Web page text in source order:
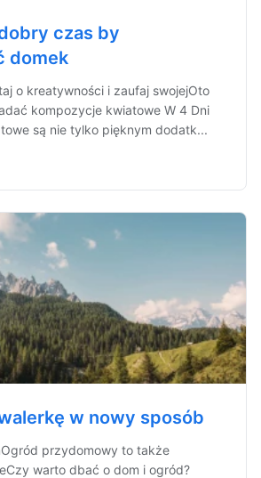
czas by
domek
o kreatywności i zaufaj swojejOto
kompozycje kwiatowe W 4 Dni
są nie tylko pięknym dodatk...
w nowy sposób
przydomowy to także
warto dbać o dom i ogród?